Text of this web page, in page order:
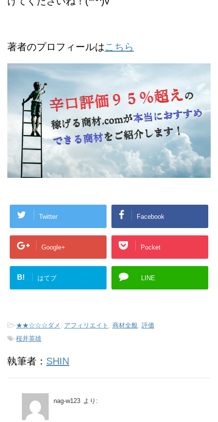
著者のプロフィールはこちら
Twitter Facebook
Google+ Pocket
B! はてブ LINE
-★★☆☆☆ダメ , アフィリエイト , 商材全般, 評価
-桜井英雄
執筆者： SHIN
nag-w123 より: